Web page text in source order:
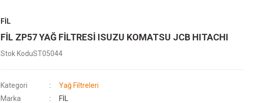
FİL
FİL ZP57 YAĞ FİLTRESİ ISUZU KOMATSU JCB HITACHI
Stok KoduST05044
Kategori
Yağ Filtreleri
Marka
FİL